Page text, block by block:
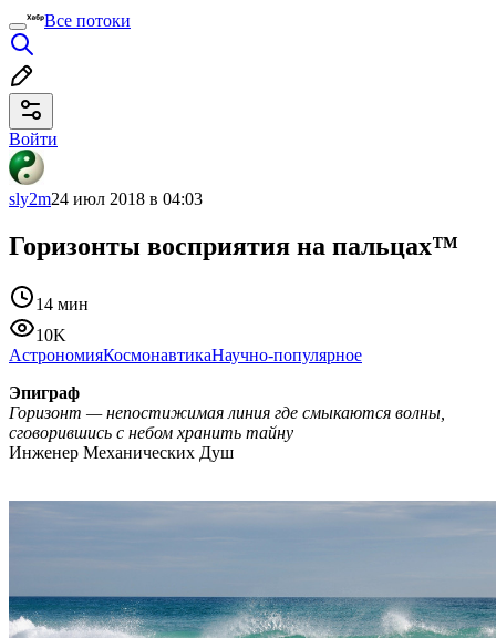
Все потоки
Войти
sly2m24 июл 2018 в 04:03
Горизонты восприятия на пальцах™
14 мин
10K
АстрономияКосмонавтикаНаучно-популярное
Эпиграф
Горизонт — непостижимая линия где смыкаются волны,
сговорившись с небом хранить тайну
Инженер Механических Душ